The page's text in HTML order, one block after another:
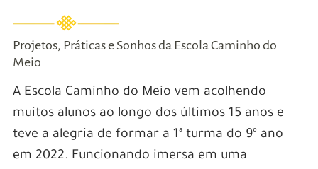
Projetos, Práticas e Sonhos da Escola Caminho do
Meio
A Escola Caminho do Meio vem acolhendo
muitos alunos ao longo dos últimos 15 anos e
teve a alegria de formar a 1ª turma do 9º ano
em 2022. Funcionando imersa em uma